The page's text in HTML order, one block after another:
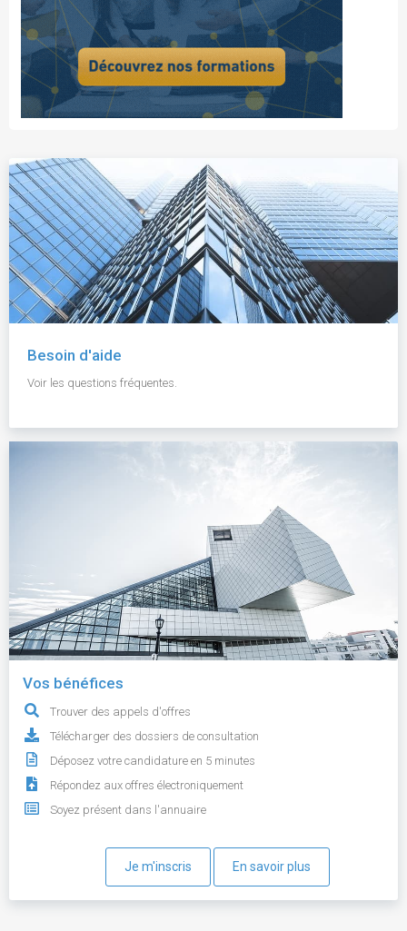
Besoin d'aide
Voir les questions fréquentes.
Vos bénéfices
Trouver des appels d'offres
Télécharger des dossiers de consultation
Déposez votre candidature en 5 minutes
Répondez aux offres électroniquement
Soyez présent dans l'annuaire
Je m'inscris En savoir plus